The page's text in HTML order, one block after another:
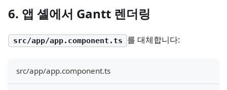
6. 앱 셸에서 Gantt 렌더링
src/app/app.component.ts 를 대체합니다:
src/app/app.component.ts